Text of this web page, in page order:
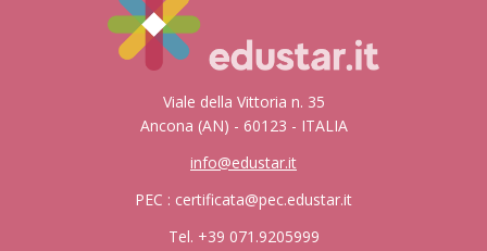
Viale della Vittoria n. 35
Ancona (AN) - 60123 - ITALIA
info@edustar.it
PEC : certificata@pec.edustar.it
Tel. +39 071.9205999